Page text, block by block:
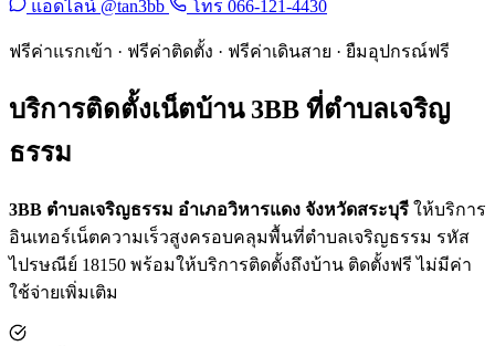
แอดไลน์ @tan3bb โทร 066-121-4430
ฟรีค่าแรกเข้า · ฟรีค่าติดตั้ง · ฟรีค่าเดินสาย · ยืมอุปกรณ์ฟรี
บริการติดตั้งเน็ตบ้าน 3BB ที่ตำบลเจริญ
ธรรม
3BB ตำบลเจริญธรรม อำเภอวิหารแดง จังหวัดสระบุรี ให้บริการ
อินเทอร์เน็ตความเร็วสูงครอบคลุมพื้นที่ตำบลเจริญธรรม รหัส
ไปรษณีย์ 18150 พร้อมให้บริการติดตั้งถึงบ้าน ติดตั้งฟรี ไม่มีค่า
ใช้จ่ายเพิ่มเติม